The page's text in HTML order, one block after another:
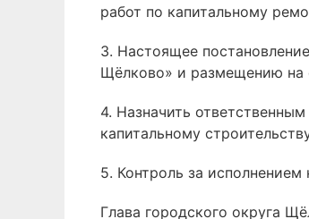
работ по капитальному
3. Настоящее
Щёлково» и размещению на
4. Назначить
капитальному
5. Контроль за
Глава городского округа